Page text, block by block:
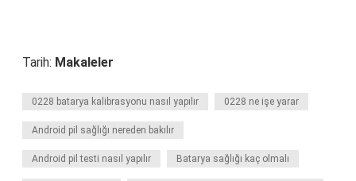
Tarih: Makaleler
0228 batarya kalibrasyonu nasıl yapılır 0228 ne işe yarar
Android pil sağlığı nereden bakılır
Android pil testi nasıl yapılır Batarya sağlığı kaç olmalı